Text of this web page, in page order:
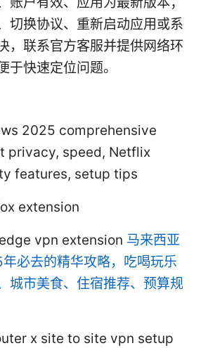
切换协议、重新启动应用或系
，联系官方客服并提供网络环
于快速定位问题。
2025 comprehensive
privacy, speed, Netflix
features, setup tips
extension
vpn extension 马来西亚
必去的精华攻略，吃喝玩乐
城市美食、住宿推荐、预算规
x site to site vpn setup